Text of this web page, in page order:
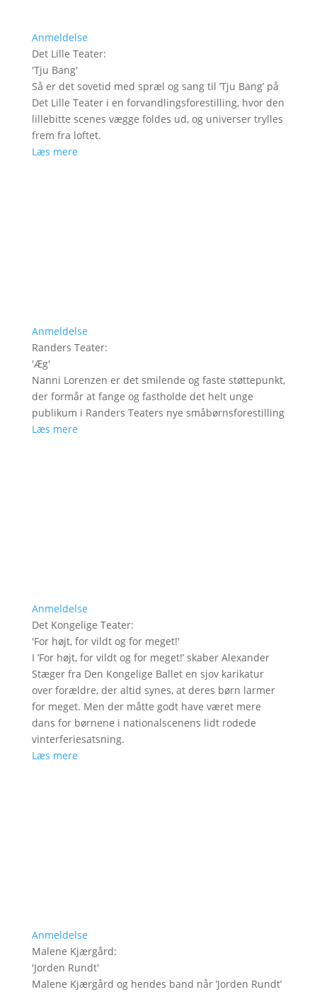
Anmeldelse
Det Lille Teater:
'Tju Bang'
Så er det sovetid med spræl og sang til ’Tju Bang’ på
Det Lille Teater i en forvandlingsforestilling, hvor den
lillebitte scenes vægge foldes ud, og universer trylles
frem fra loftet.
Læs mere
Anmeldelse
Randers Teater:
'Æg'
Nanni Lorenzen er det smilende og faste støttepunkt,
der formår at fange og fastholde det helt unge
publikum i Randers Teaters nye småbørnsforestilling
Læs mere
Anmeldelse
Det Kongelige Teater:
'For højt, for vildt og for meget!'
I ’For højt, for vildt og for meget!’ skaber Alexander
Stæger fra Den Kongelige Ballet en sjov karikatur
over forældre, der altid synes, at deres børn larmer
for meget. Men der måtte godt have været mere
dans for børnene i nationalscenens lidt rodede
vinterferiesatsning.
Læs mere
Anmeldelse
Malene Kjærgård:
'Jorden Rundt'
Malene Kjærgård og hendes band når ’Jorden Rundt’